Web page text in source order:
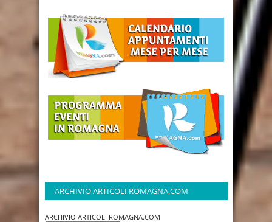
ARCHIVIO ARTICOLI ROMAGNA.COM
ARCHIVIO ARTICOLI ROMAGNA.COM